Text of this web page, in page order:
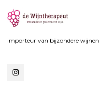
importeur van bijzondere wijnen